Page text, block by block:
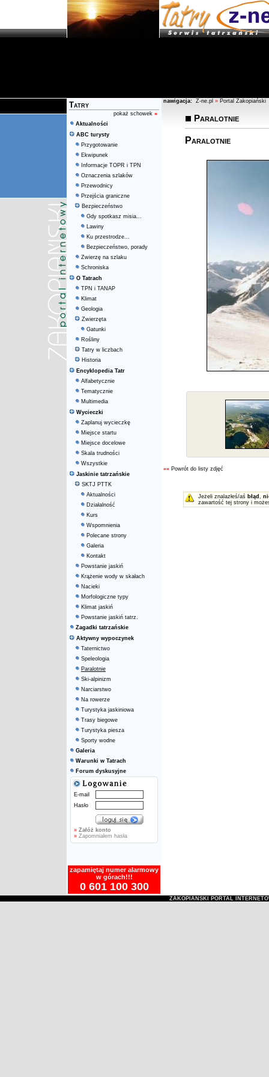
Tatry
pokaż schowek »
Aktualności
ABC turysty
Przygotowanie
Ekwipunek
Informacje TOPR i TPN
Oznaczenia szlaków
Przewodnicy
Przejścia graniczne
Bezpieczeństwo
Gdy spotkasz misia...
Lawiny
Ku przestrodze...
Bezpieczeństwo, porady
Zwierzę na szlaku
Schroniska
O Tatrach
TPN i TANAP
Klimat
Geologia
Zwierzęta
Gatunki
Rośliny
Tatry w liczbach
Historia
Encyklopedia Tatr
Alfabetycznie
Tematycznie
Multimedia
Wycieczki
Zaplanuj wycieczkę
Miejsce startu
Miejsce docelowe
Skala trudności
Wszystkie
Jaskinie tatrzańskie
SKTJ PTTK
Aktualności
Działalność
Kurs
Wspomnienia
Polecane strony
Galeria
Kontakt
Powstanie jaskiń
Krążenie wody w skałach
Nacieki
Morfologiczne typy
Klimat jaskiń
Powstanie jaskiń tatrz.
Zagadki tatrzańskie
Aktywny wypoczynek
Taternictwo
Speleologia
Paralotnie
Ski-alpinizm
Narciarstwo
Na rowerze
Turystyka jaskiniowa
Trasy biegowe
Turystyka piesza
Sporty wodne
Galeria
Warunki w Tatrach
Forum dyskusyjne
E-mail
Hasło
» Załóż konto
» Zapomniałem hasła
zapamiętaj numer alarmowy
w górach!!!
0 601 100 300
nawigacja: Z-ne.pl » Portal Zakopiański
Paralotnie
Paralotnie
«« Powrót do listy zdjęć
Jeżeli znalazłeś/aś błąd ,
zawartość tej strony i
ZAKOPIAŃSKI PORTAL